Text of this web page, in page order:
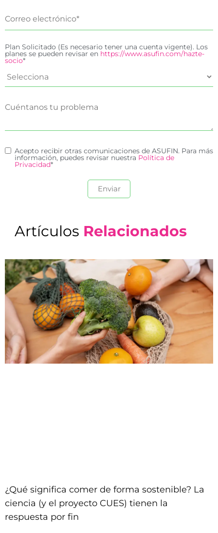
Plan Solicitado (Es necesario tener una cuenta vigente). Los
planes se pueden revisar en https://www.asufin.com/hazte-
socio*
Acepto recibir otras comunicaciones de ASUFIN. Para más
información, puedes revisar nuestra Política de
Privacidad*
Artículos Relacionados
¿Qué significa comer de forma sostenible? La
ciencia (y el proyecto CUES) tienen la
respuesta por fin